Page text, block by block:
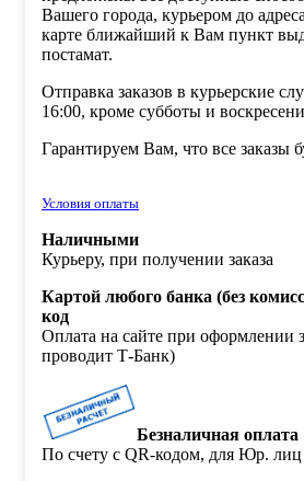
Вашего города, курьером до
карте ближайший к Вам пункт
постамат.
Отправка заказов в курьерские
16:00, кроме субботы и
Гарантируем Вам, что все заказы
Условия оплаты
Наличными
Курьеру, при получении заказа
Картой любого банка (без
код
Оплата на сайте при оформлении
проводит Т-Банк)
Безналичная оплата
По счету с QR-кодом, для Юр.